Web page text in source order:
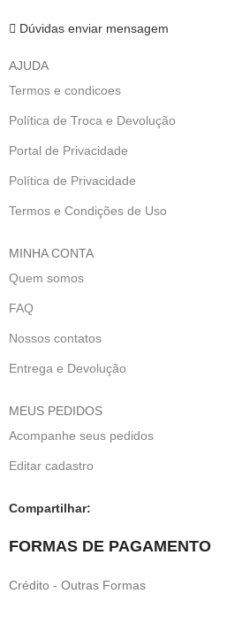
Dúvidas enviar mensagem
AJUDA
Termos e condicoes
Política de Troca e Devolução
Portal de Privacidade
Política de Privacidade
Termos e Condições de Uso
MINHA CONTA
Quem somos
FAQ
Nossos contatos
Entrega e Devolução
MEUS PEDIDOS
Acompanhe seus pedidos
Editar cadastro
Compartilhar:
FORMAS DE PAGAMENTO
Crédito - Outras Formas